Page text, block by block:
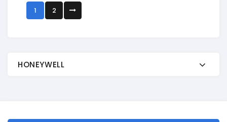
1
2
HONEYWELL